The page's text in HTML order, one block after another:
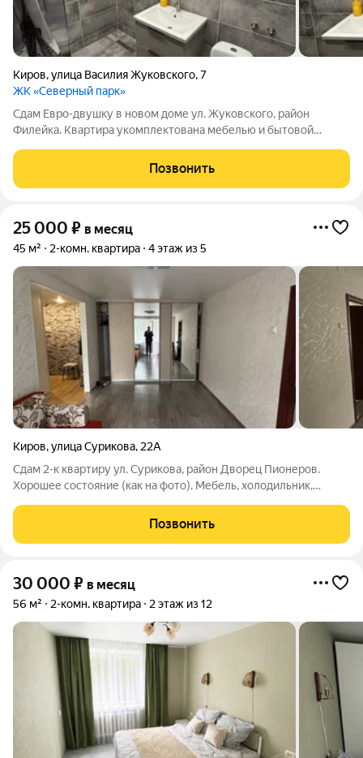
Киров,улица Василия Жуковского,7
ЖК «Северный парк»
Сдам Евро-двушку в новом доме ул. Жуковского, район
Филейка. Квартира укомплектована мебелью и бытовой
Позвонить
25 000 ₽ в месяц
45 м² 2-комн. квартира 4 этаж из 5
Киров,улица Сурикова, 22А
Сдам 2-к квартиру ул. Сурикова, район Дворец Пионеров.
Хорошее состояние (как на фото). Мебель, холодильник,
Позвонить
30 000 ₽ в месяц
56 м² 2-комн. квартира 2 этаж из 12